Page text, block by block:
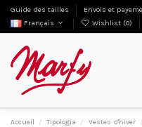
Guide des tailles Envois et
Français
Wishlist (0)
Accueil Tipologia Vestes d'hiver